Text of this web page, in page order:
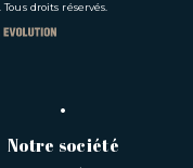
. Tous droits réservés.
Notre société